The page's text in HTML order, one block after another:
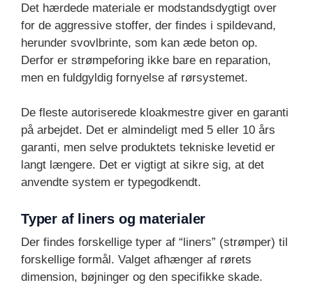
Det hærdede materiale er modstandsdygtigt over
for de aggressive stoffer, der findes i spildevand,
herunder svovlbrinte, som kan æde beton op.
Derfor er strømpeforing ikke bare en reparation,
men en fuldgyldig fornyelse af rørsystemet.
De fleste autoriserede kloakmestre giver en garanti
på arbejdet. Det er almindeligt med 5 eller 10 års
garanti, men selve produktets tekniske levetid er
langt længere. Det er vigtigt at sikre sig, at det
anvendte system er typegodkendt.
Typer af liners og materialer
Der findes forskellige typer af “liners” (strømper) til
forskellige formål. Valget afhænger af rørets
dimension, bøjninger og den specifikke skade.